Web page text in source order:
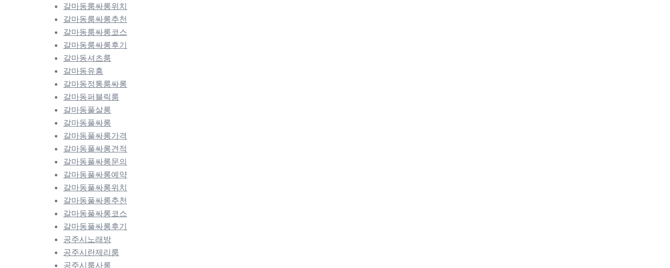
갈마동룸싸롱위치
갈마동룸싸롱추천
갈마동룸싸롱코스
갈마동룸싸롱후기
갈마동셔츠룸
갈마동유흥
갈마동정통룸싸롱
갈마동퍼블릭룸
갈마동풀살롱
갈마동풀싸롱
갈마동풀싸롱가격
갈마동풀싸롱견적
갈마동풀싸롱문의
갈마동풀싸롱예약
갈마동풀싸롱위치
갈마동풀싸롱추천
갈마동풀싸롱코스
갈마동풀싸롱후기
공주시노래방
공주시란제리룸
공주시룸사롱